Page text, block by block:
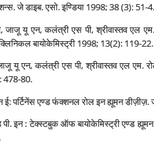
जे डाइब. एसो. इण्डिया 1998; 38 (3): 51-4.
जाजू यू एन, कलंत्री एस पी, श्रीवास्‍तव एल
बायोकेमिस्‍ट्री 1998; 13(2): 119-22.
यू एन, कलंत्री एस पी, श्रीवास्‍तव एल
478-80.
ई: पर्टिनेंस एण्‍ड फंक्‍शनल रोल इन ह्यूमन
पी. इन : टेक्‍स्‍टबुक ऑफ बायोकेमिस्‍ट्री एण्‍ड